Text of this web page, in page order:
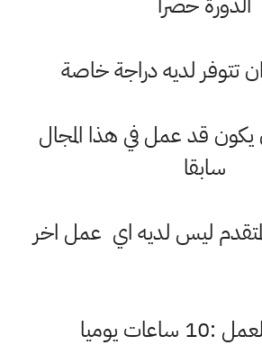
قد عمل في هذا المجال
سابقا